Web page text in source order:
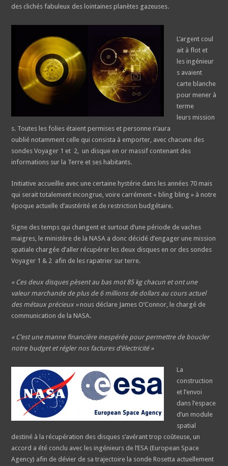
des clichés fabuleux des lointaines planètes gazeuses.
L’argent coul
ait à flot et
les ingénieur
s avaient
carte blanche
pour mener à
terme
leurs mission
s. Toutes les folies étaient permises et personne n’aura
oublié notamment celle qui consista à emporter, avec chacune des
sondes Voyager 1 et 2, un disque en or massif contenant des
informations sur la Terre et ses habitants.
Initiative accueillie avec une certaine hystérie dans les années 70 mais
qui serait totalement incongrue, voire carrément « bling bling » à notre
époque actuelle d’austérité et de restriction budgétaire.
Signe des temps qui changent et surtout d’une période de vaches
maigres, le ministère de la NASA a donc décidé d’engager une mission
spatiale chargée d’aller récupérer les deux disques en or des sondes
Voyager 1 & 2 afin de les rapatrier sur terre.
« Ces deux disques pèsent au bas mot 85 kg chacun et ont une
valeur marchande de plus de 6 millions de dollars au cours actuel
des métaux précieux »nous déclare James O’Connor, le chargé de
communication de la NASA.
« C’est une manne financière inespérée pour permettre de boucler
notre budget et régler nos factures d’électricité »
La
construction
et l’envoi
dans l’espace
d’un module
spatial
destiné à la récupération des disques s’avérant trop coûteuse, un
accord a été conclu avec les ingénieurs de l’ESA (European Space
Agency) afin de dévier de sa trajectoire la sonde Rosetta actuellement